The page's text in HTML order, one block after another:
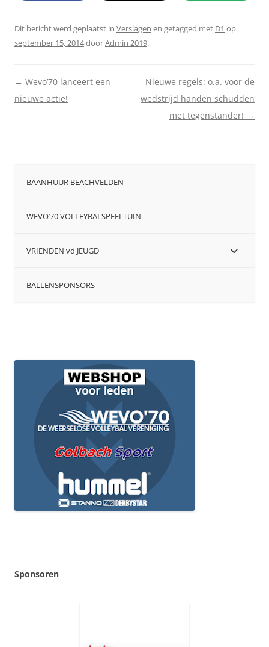
Dit bericht werd geplaatst in Verslagen en getagged met D1 op
september 15, 2014doorAdmin 2019.
Berichtnavigatie
← Wevo’70 lanceert een
nieuwe actie!
Nieuwe regels: o.a. voor de
wedstrijd handen schudden
met tegenstander! →
BAANHUUR BEACHVELDEN
WEVO’70 VOLLEYBALSPEELTUIN
VRIENDEN vd JEUGD
BALLENSPONSORS
Sponsoren